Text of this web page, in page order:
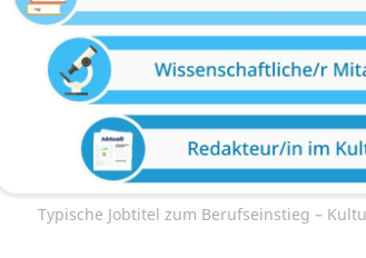
Typische Jobtitel zum Berufseinstieg –